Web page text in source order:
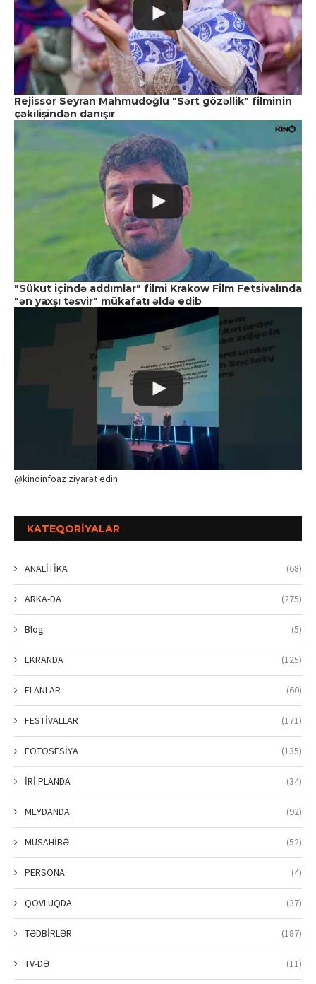
Rejissor Seyran Mahmudoğlu "Sərt gözəllik" filminin
çəkilişindən danışır
"Sükut içində addımlar" filmi Krakow Film Fetsivalında
"ən yaxşı təsvir" mükafatı əldə edib
@kinoinfoaz ziyarət edin
KATEQORIYALAR
ANALİTİKA (68)
ARKA-DA (275)
Blog (5)
EKRANDA (125)
ELANLAR (60)
FESTİVALLAR (171)
FOTOSESİYA (135)
İRİ PLANDA (34)
MEYDANDA (92)
MÜSAHİBƏ (52)
PERSONA (4)
QOVLUQDA (37)
TƏDBİRLƏR (187)
TV-DƏ (11)